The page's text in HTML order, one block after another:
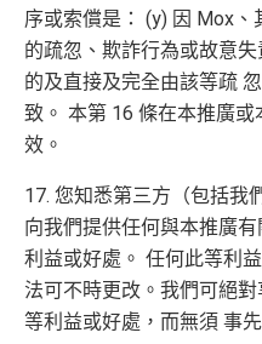
序或索償是： (y) 因 Mox
的疏忽、欺詐行為或故意
的及直接及完全由該等疏
致。 本第 16 條在本推廣
效。
17. 您知悉第三方（包括我
向我們提供任何與本推廣
利益或好處。 任何此等利
法可不時更改。我們可絕
等利益或好處，而無須 事